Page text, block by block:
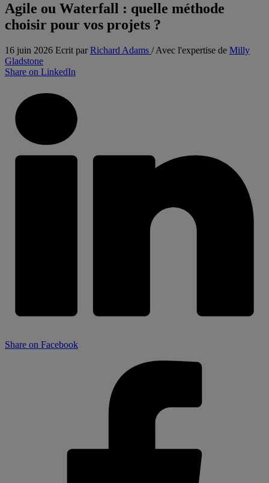
Agile ou Waterfall : quelle méthode
choisir pour vos projets ?
16 juin 2026 Ecrit parRichard Adams / Avec l'expertise de Milly
Gladstone
Share on LinkedIn
Share on Facebook